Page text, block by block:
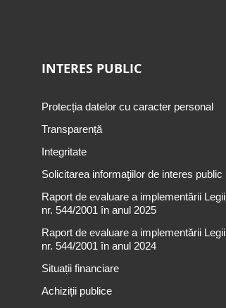
INTERES PUBLIC
Protecția datelor cu caracter personal
Transparență
Integritate
Solicitarea informaţiilor de interes public
Raport de evaluare a implementării Legii
nr. 544/2001 în anul 2025
Raport de evaluare a implementării Legii
nr. 544/2001 în anul 2024
Situații financiare
Achiziții publice